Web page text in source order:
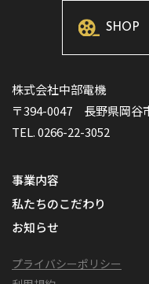
SHOP
株式会社中部電機
〒394-0047 長野県岡谷
TEL. 0266-22-3052
事業内容
私たちのこだわり
お知らせ
プライバシーポリシー